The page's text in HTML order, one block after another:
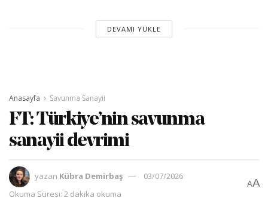
DEVAMI YÜKLE
Anasayfa Savunma Sanayii
​FT: Türkiye’nin savunma
sanayii devrimi
yazan Kübra Demirbaş
03/07/2026
Okuma Süresi: 2 dakika okuma
AA